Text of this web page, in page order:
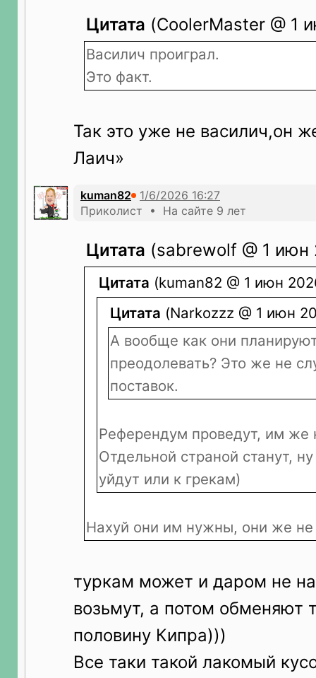
Цитата (CoolerMaster @ 1
Василич проиграл.
Это факт.
Так это уже не василич,он
Лаич»
kuman82
Приколист • На сайте 9 лет
Цитата (sabrewolf @ 1
Цитата (kuman82 @ 1 июн
Цитата (Narkozzz @ 1 июн
А вообще как они
преодолевать? Это же не
поставок.
Референдум проведут, им же
Отдельной страной станут,
уйдут или к грекам)
Нахуй они им нужны, они же не
туркам может и даром не
возьмут, а потом обменяют
половину Кипра)))
Все таки такой лакомый